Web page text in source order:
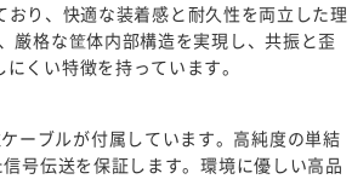
り、快適な装着感と耐久性を両立した理
厳格な筐体内部構造を実現し、共振と歪
くい特徴を持っています。
ーブルが付属しています。高純度の単結
号伝送を保証します。環境に優しい高品